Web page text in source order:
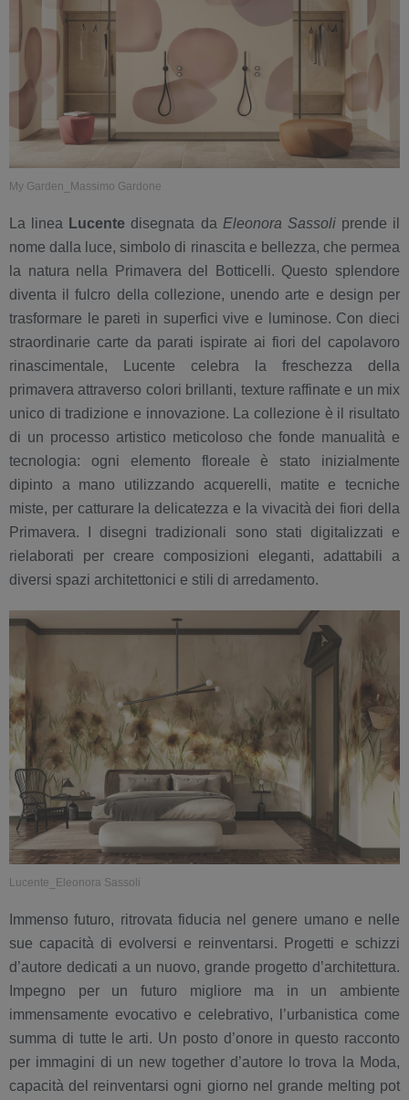
My Garden_Massimo Gardone
La linea Lucentedisegnata da Eleonora Sassoliprende il
nome dalla luce, simbolo di rinascita e bellezza, che permea
la natura nella Primavera del Botticelli. Questo splendore
diventa il fulcro della collezione, unendo arte e design per
trasformare le pareti in superfici vive e luminose. Con dieci
straordinarie carte da parati ispirate ai fiori del capolavoro
rinascimentale, Lucente celebra la freschezza della
primavera attraverso colori brillanti, texture raffinate e un mix
unico di tradizione e innovazione. La collezione è il risultato
di un processo artistico meticoloso che fonde manualità e
tecnologia: ogni elemento floreale è stato inizialmente
dipinto a mano utilizzando acquerelli, matite e tecniche
miste, per catturare la delicatezza e la vivacità dei fiori della
Primavera. I disegni tradizionali sono stati digitalizzati e
rielaborati per creare composizioni eleganti, adattabili a
diversi spazi architettonici e stili di arredamento.
Lucente_Eleonora Sassoli
Immenso futuro, ritrovata fiducia nel genere umano e nelle
sue capacità di evolversi e reinventarsi. Progetti e schizzi
d’autore dedicati a un nuovo, grande progetto d’architettura.
Impegno per un futuro migliore ma in un ambiente
immensamente evocativo e celebrativo, l’urbanistica come
summa di tutte le arti. Un posto d’onore in questo racconto
per immagini di un new together d’autore lo trova la Moda,
capacità del reinventarsi ogni giorno nel grande melting pot